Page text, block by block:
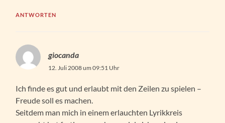
ANTWORTEN
giocanda
12. Juli 2008 um 09:51 Uhr
Ich finde es gut und erlaubt mit den Zeilen zu spielen –
Freude soll es machen.
Seitdem man mich in einem erlauchten Lyrikkreis